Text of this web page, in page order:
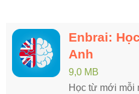
Enbrai:
Anh
9,0 MB
Học từ mới mỗi